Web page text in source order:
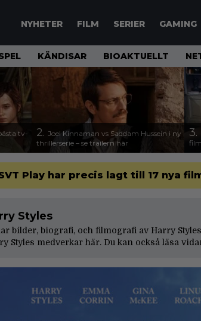
NYHETER FILM SERIER GAMING
KÄNDISAR BIOAKTUELLT
tv-
2. Joel Kinnaman vs Saddam Hussein i ny
thrillerserie – se trailern här
3.
Play har precis lagt till 17 nya
Styles
bilder, biografi, och filmografi av Harry
Styles medverkar här. Du kan också läsa